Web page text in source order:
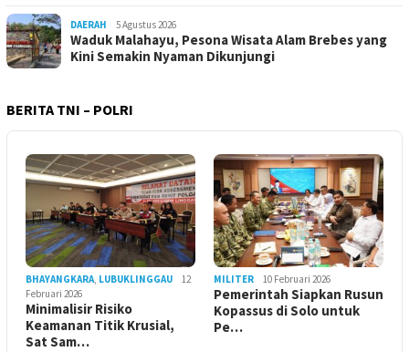
DAERAH 5 Agustus 2026
Waduk Malahayu, Pesona Wisata Alam Brebes yang
Kini Semakin Nyaman Dikunjungi
BERITA TNI – POLRI
BHAYANGKARA, LUBUKLINGGAU
12
Februari 2026
Minimalisir Risiko
Keamanan Titik Krusial,
Sat Sam…
MILITER 10 Februari 2026
Pemerintah Siapkan Rusun
Kopassus di Solo untuk
Pe…